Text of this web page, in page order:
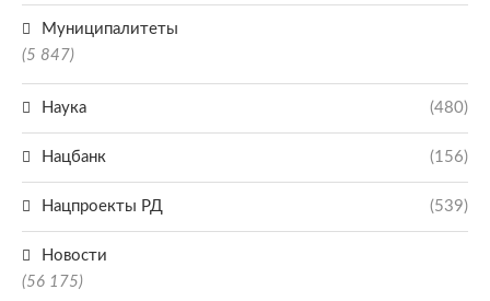
Муниципалитеты
(5 847)
Наука (480)
Нацбанк (156)
Нацпроекты РД (539)
Новости
(56 175)